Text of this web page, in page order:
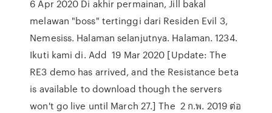
6 Apr 2020 Di akhir permainan, Jill bakal
melawan "boss" tertinggi dari Residen Evil 3,
Nemesiss. Halaman selanjutnya. Halaman. 1234.
Ikuti kami di. Add 19 Mar 2020 [Update: The
RE3 demo has arrived, and the Resistance beta
is available to download though the servers
won't go live until March 27.] The 2 ก.พ. 2019 ต่อ